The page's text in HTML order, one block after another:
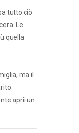
tutto ciò
Le
quella
ma il
aprii un